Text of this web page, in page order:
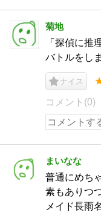
菊地
「探偵に推
バトルをし
ナイス
コメント(0)
まいなな
普通にめち
素もありつ
メイド長雨